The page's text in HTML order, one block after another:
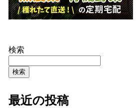
検索
検索
最近の投稿